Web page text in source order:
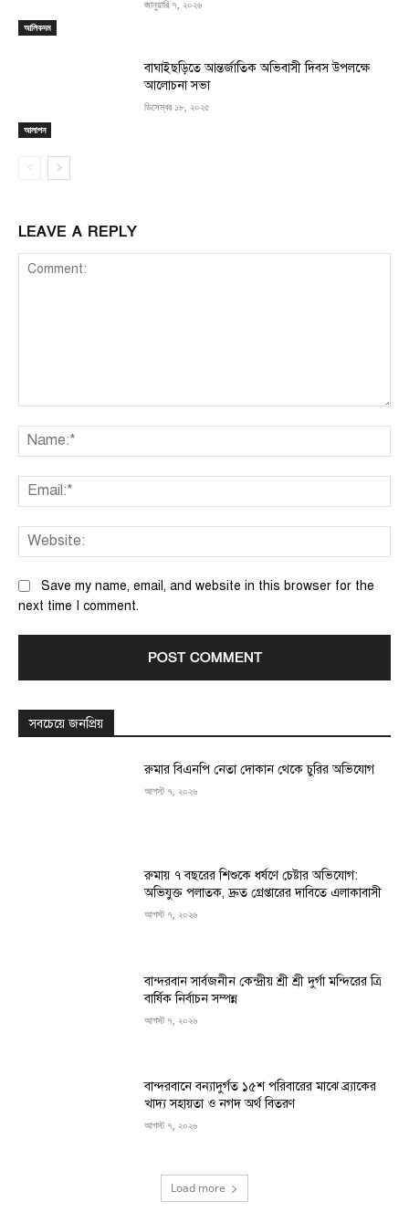
আলিকদম
জানুয়ারি ৭, ২০২৬
আলাপন
বাঘাইছড়িতে আন্তর্জাতিক অভিবাসী দিবস উপলক্ষে
আলোচনা সভা
ডিসেম্বর ১৮, ২০২৫
LEAVE A REPLY
Save my name, email, and website in this browser for the
next time I comment.
সবচেয়ে জনপ্রিয়
রুমার বিএনপি নেতা দোকান থেকে চুরির অভিযোগ
আগস্ট ৭, ২০২৬
রুমায় ৭ বছরের শিশুকে ধর্ষণে চেষ্টার অভিযোগ:
অভিযুক্ত পলাতক, দ্রুত গ্রেপ্তারের দাবিতে এলাকাবাসী
আগস্ট ৭, ২০২৬
বান্দরবান সার্বজনীন কেন্দ্রীয় শ্রী শ্রী দুর্গা মন্দিরের ত্রি
বার্ষিক নির্বাচন সম্পন্ন
আগস্ট ৭, ২০২৬
বান্দরবানে বন্যাদুর্গত ১৫শ পরিবারের মাঝে ব্র্যাকের
খাদ্য সহায়তা ও নগদ অর্থ বিতরণ
আগস্ট ৭, ২০২৬
Load more